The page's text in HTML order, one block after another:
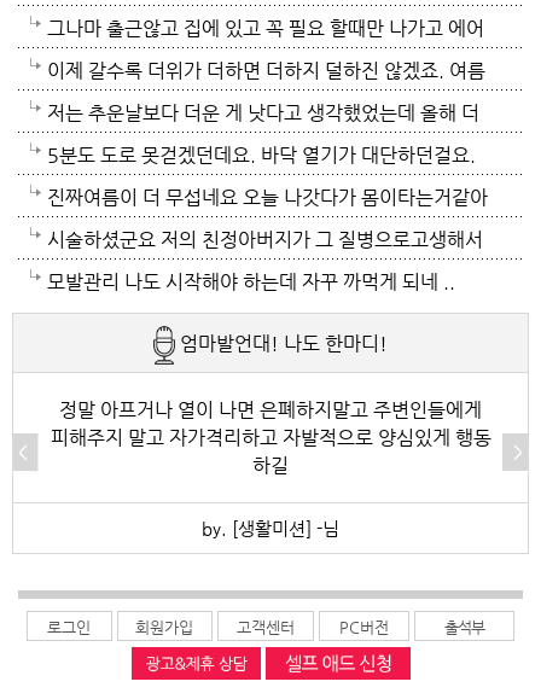
들걸로 보이네요. 다들 에어컨 밤새 돌리고하니요. 저는
12시부터 밤 열시까지만 돌리고 에어컨끄고 선풍기 두
대로 교대로 키고 자네요.
가? 나이먹어서 생고생중 입니다 ㅠㅠㅠㅠ
그나마 출근않고 집에 있고 꼭 필요 할때만 나가고 에어
컨 켜고 있으니 그나마 잘 견디고 있네요 이렇게 에어컨
이 가열되면 지구 온도는 더 올라 갈 것이고 전력은 더
모자날것이고 악순환이죠 그러게요 이제는 변압기 과부
하로 정전이 될까봐 제일 무섭기도 합니다
이제 갈수록 더위가 더하면 더하지 덜하진 않겠죠. 여름
만 없음 좋겠어요. 여름이 무서워요.ㅎ 겨울엔 추움 옷
이래도 껴입고 집에 가만있음 되는데 ..여름은 집을나가
기가 겁나요. 장대비가 한바탕 퍼부움 좋겠네요.
저는 추운날보다 더운 게 낫다고 생각했었는데 올해 더
위는 난생처음 겪는 거라 적응이 안되네요. 제발 비가 쏟
아져서 기온이 내려가면 좋겠어요.
5분도 도로 못걷겠던데요. 바닥 열기가 대단하던걸요.
지하도로 들어가서 병원근처서 또다시 지상으로 올라와
병원갔네요. 두군데를 가느라고 어제그랬죠. 엔간하면
밖에 나가지마요. 쓰러져요.ㅎ쿠팡에서 배달시키고 집
에있는걸로 저도 해결하네요. 처서가 23일이네요. 비좀
왔음 좋겠어요.근대 당분간 비소식이 없더라구요. 내일
부터 중부지방은 더위가 좀 주춤한다 일기예보서 그러
긴하데요. 좀만 참으면 되겠지요. 에어컨 없는집 어찌사
오고 난리도 아니더만요. 아파트는 그래서 저는 싫어요.
진짜여름이 더 무섭네요 오늘 나갓다가 몸이타는거같아
택시타고 왔어요 당분간 안나가야겠어요 처서가 되면
햇빛도 덜따갑고 더위도 한풀꺽이던데 이러다가 여름나
라로 변할수도 있겠어요 쿠팡에 바람나오는 팬달린 조
끼팔던데 그거는 오래는 사용이안되겠지요 태풍이라도
불어 이 열기를 식혀주먼 좋겠어요 살다가 태풍기다리
기는 처음이네요
시술하셨군요 저의 친정아버지가 그 질병으로고생해서
저도 좀 압니다 남자들이 나이먹음 잘 걸리는병이죠 여
자들이 방광염에 자주 걸리듯이 그병도 재발이 잦은편
이여서 조심하셔야 할거에요 남편분 술 좋아하시나요
보통 술많이 드시는분이 오는 질병인데 저의 아버지가
술고래였거든요
모발관리 나도 시작해야 하는데 자꾸 까먹게 되네 ..
엄마발언대! 나도 한마디!
정말 아프거나 열이 나면 은폐하지말고 주변인들에게
피해주지 말고 자가격리하고 자발적으로 양심있게 행동
하길
by. [생활미션] -님
로그인 회원가입 고객센터 PC버전 출석부